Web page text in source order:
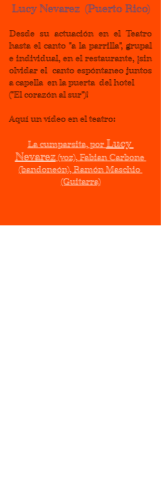
Lucy Nevarez  (Puerto Rico)
Desde su actuación en el Teatro
hasta el canto "a la parrilla", grupal
e individual, en el restaurante, ¡sin
olvidar el  canto espóntaneo juntos
a capella  en la puerta  del hotel
("El corazón al sur")!
Aquí un vídeo en el teatro:
La cumparsita, por Lucy
Nevarez (voz), Fabian Carbone
(bandoneón), Ramón Maschio
(Guitarra)